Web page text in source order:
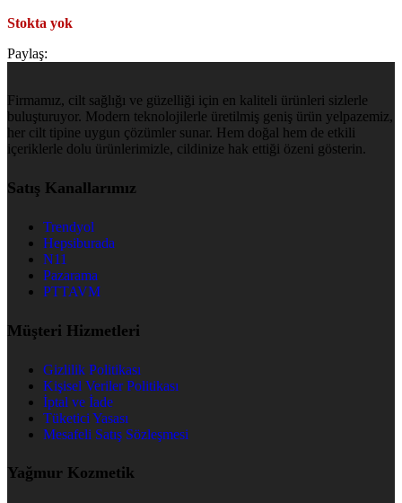
Stokta yok
Paylaş:
Firmamız, cilt sağlığı ve güzelliği için en kaliteli ürünleri sizlerle
buluşturuyor. Modern teknolojilerle üretilmiş geniş ürün yelpazemiz,
her cilt tipine uygun çözümler sunar. Hem doğal hem de etkili
içeriklerle dolu ürünlerimizle, cildinize hak ettiği özeni gösterin.
Satış Kanallarımız
Trendyol
Hepsiburada
N11
Pazarama
PTTAVM
Müşteri Hizmetleri
Gizlilik Politikası
Kişisel Veriler Politikası
İptal ve İade
Tüketici Yasası
Mesafeli Satış Sözleşmesi
Yağmur Kozmetik